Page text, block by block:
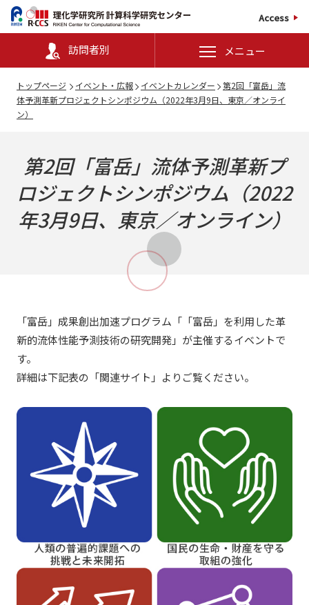
Access
訪問者別 メニュー
トップページ イベント・広報 イベントカレンダー
第2回「富岳」流
体予測革新プロジェクトシンポジウム（2022年3月9日、東京／オンライ
ン）
第2回「富岳」流体予測革新プ
ロジェクトシンポジウム（2022
年3月9日、東京／オンライン）
「富岳」成果創出加速プログラム「「富岳」を利用した革
新的流体性能予測技術の研究開発」が主催するイベントで
す。
詳細は下記表の「関連サイト」よりご覧ください。